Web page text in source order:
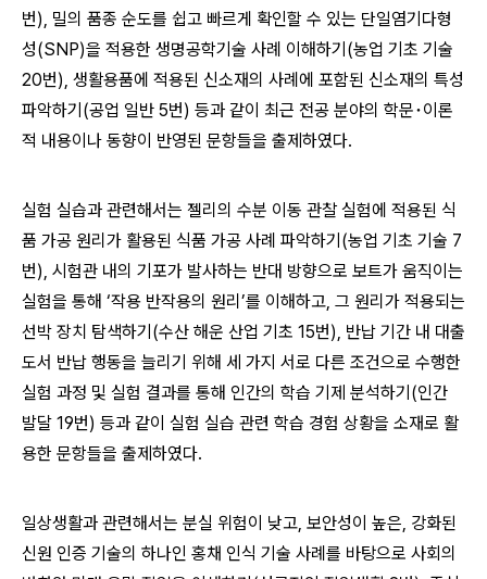
번), 밀의 품종 순도를 쉽고 빠르게 확인할 수 있는 단일염기다형
성(SNP)을 적용한 생명공학기술 사례 이해하기(농업 기초 기술
20번), 생활용품에 적용된 신소재의 사례에 포함된 신소재의 특성
파악하기(공업 일반 5번) 등과 같이 최근 전공 분야의 학문･이론
적 내용이나 동향이 반영된 문항들을 출제하였다.
실험 실습과 관련해서는 젤리의 수분 이동 관찰 실험에 적용된 식
품 가공 원리가 활용된 식품 가공 사례 파악하기(농업 기초 기술 7
번), 시험관 내의 기포가 발사하는 반대 방향으로 보트가 움직이는
실험을 통해 ‘작용 반작용의 원리’를 이해하고, 그 원리가 적용되는
선박 장치 탐색하기(수산 해운 산업 기초 15번), 반납 기간 내 대출
도서 반납 행동을 늘리기 위해 세 가지 서로 다른 조건으로 수행한
실험 과정 및 실험 결과를 통해 인간의 학습 기제 분석하기(인간
발달 19번) 등과 같이 실험 실습 관련 학습 경험 상황을 소재로 활
용한 문항들을 출제하였다.
일상생활과 관련해서는 분실 위험이 낮고, 보안성이 높은, 강화된
신원 인증 기술의 하나인 홍채 인식 기술 사례를 바탕으로 사회의